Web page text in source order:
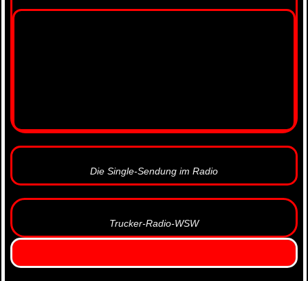
Die Single-Sendung im Radio
Trucker-Radio-WSW